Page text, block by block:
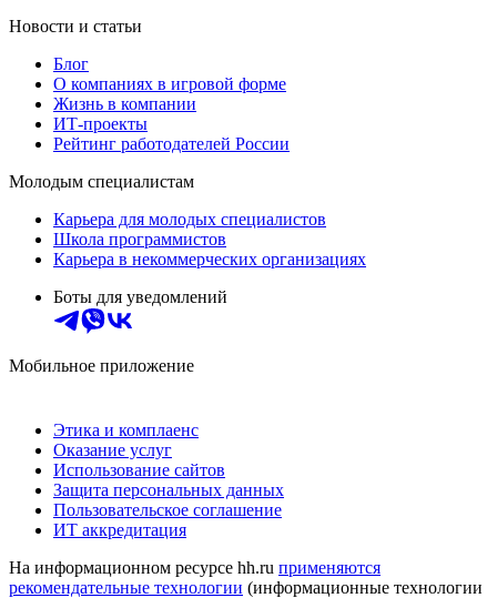
Новости и статьи
Блог
О компаниях в игровой форме
Жизнь в компании
ИТ-проекты
Рейтинг работодателей России
Молодым специалистам
Карьера для молодых специалистов
Школа программистов
Карьера в некоммерческих организациях
Боты для уведомлений
Мобильное приложение
Этика и комплаенс
Оказание услуг
Использование сайтов
Защита персональных данных
Пользовательское соглашение
ИТ аккредитация
На информационном ресурсе hh.ru применяются
рекомендательные технологии (информационные технологии